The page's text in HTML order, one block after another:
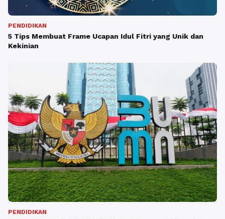
PENDIDIKAN
5 Tips Membuat Frame Ucapan Idul Fitri yang Unik dan
Kekinian
PENDIDIKAN